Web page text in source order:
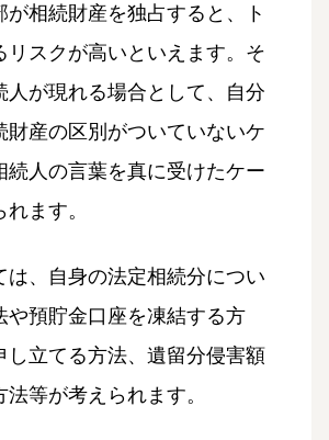
が相続財産を独占すると、ト
リスクが高いといえます。そ
人が現れる場合として、自分
財産の区別がついていないケ
続人の言葉を真に受けたケー
ます。
は、自身の法定相続分につい
や預貯金口座を凍結する方
し立てる方法、遺留分侵害額
等が考えられます。